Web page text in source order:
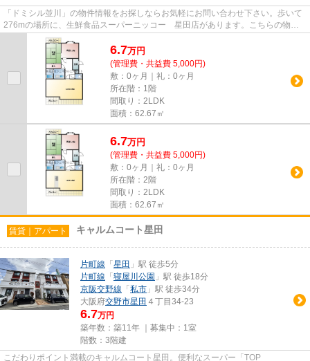
「ドミシル並川」の物件情報をお探しならお気軽にお問い合わせ下さい。歩いて
276mの場所に、生鮮食品スーパーニッコー 星田店があります。こちらの物件
はアパートです。この物件は、...
6.7万円
(管理費・共益費 5,000円)
敷：0ヶ月｜礼：0ヶ月
所在階：1階
間取り：2LDK
面積：62.67㎡
6.7万円
(管理費・共益費 5,000円)
敷：0ヶ月｜礼：0ヶ月
所在階：2階
間取り：2LDK
面積：62.67㎡
賃貸｜アパート キャルムコート星田
片町線 「 星田 」駅 徒歩5分
片町線 「 寝屋川公園 」駅 徒歩18分
京阪交野線 「 私市 」駅 徒歩34分
大阪府交野市星田 ４丁目34-23
6.7万円
築年数：築11年 ｜募集中： 1室
階数：3階建
こだわりポイント満載のキャルムコート星田。便利なスーパー「TOP